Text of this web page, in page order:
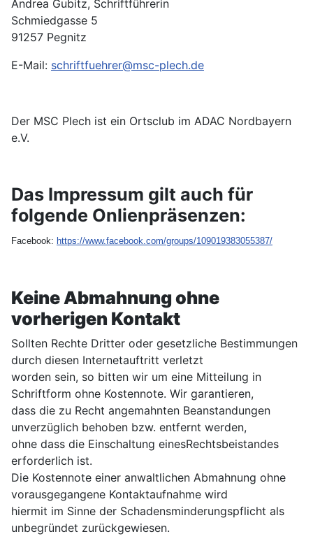
Andrea Gubitz, Schriftführerin
Schmiedgasse 5
91257 Pegnitz
E-Mail: schriftfuehrer@msc-plech.de
Der MSC Plech ist ein Ortsclub im ADAC Nordbayern
e.V.
Das Impressum gilt auch für
folgende Onlienpräsenzen:
Facebook: https://www.facebook.com/groups/109019383055387/
Keine Abmahnung ohne
vorherigen Kontakt
Sollten Rechte Dritter oder gesetzliche Bestimmungen
durch diesen Internetauftritt verletzt
worden sein, so bitten wir um eine Mitteilung in
Schriftform ohne Kostennote. Wir garantieren,
dass die zu Recht angemahnten Beanstandungen
unverzüglich behoben bzw. entfernt werden,
ohne dass die Einschaltung einesRechtsbeistandes
erforderlich ist.
Die Kostennote einer anwaltlichen Abmahnung ohne
vorausgegangene Kontaktaufnahme wird
hiermit im Sinne der Schadensminderungspflicht als
unbegründet zurückgewiesen.